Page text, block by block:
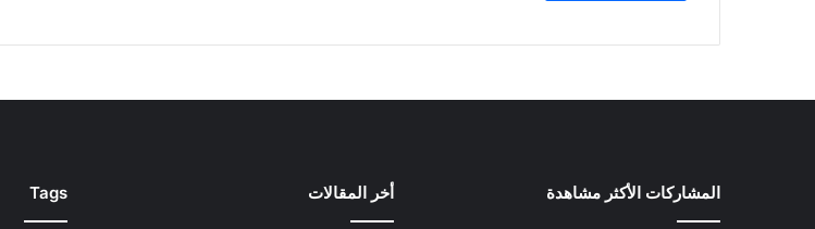
المشاركات الأكثر مشاهدة أخر المقالات Tags